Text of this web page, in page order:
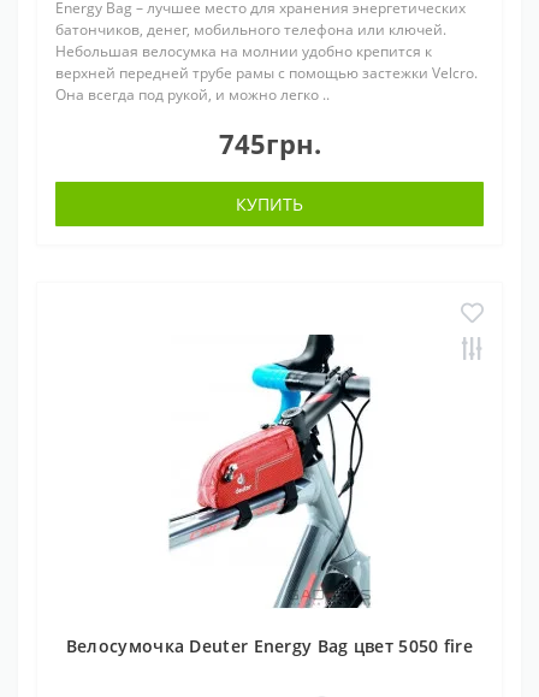
Energy Bag – лучшее место для хранения энергетических
батончиков, денег, мобильного телефона или ключей.
Небольшая велосумка на молнии удобно крепится к
верхней передней трубе рамы с помощью застежки Velcro.
Она всегда под рукой, и можно легко ..
745грн.
КУПИТЬ
Велосумочка Deuter Energy Bag цвет 5050 fire